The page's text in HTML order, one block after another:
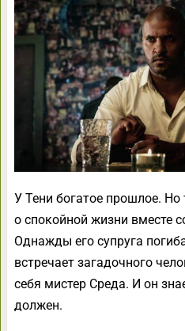
У Тени богатое прошлое. Но
о спокойной жизни вместе
Однажды его супруга
встречает загадочного
себя мистер Среда. И он
должен.